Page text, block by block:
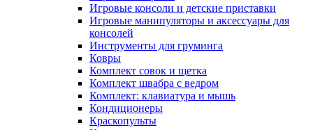
Игровые консоли и детские приставки
Игровые манипуляторы и аксессуары для
консолей
Инструменты для груминга
Ковры
Комплект совок и щетка
Комплект швабра с ведром
Комплект: клавиатура и мышь
Кондиционеры
Краскопульты